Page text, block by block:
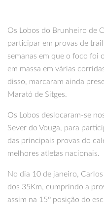
Os Lobos do Brunheiro de
participar em provas de
semanas em que o foco foi
em massa em várias
disso, marcaram ainda
Marató de Sitges.
Os Lobos deslocaram-se
Sever do Vouga, para
das principais provas do
melhores atletas nacionais.
No dia 10 de janeiro,
dos 35Km, cumprindo a
assim na 15º posição do